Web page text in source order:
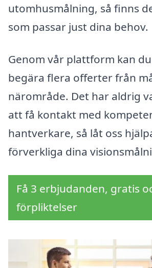
utomhusmålning, så finns
som passar just dina behov.
Genom vår plattform kan
begära flera offerter från
närområde. Det har aldrig
att få kontakt med
hantverkare, så låt oss
förverkliga dina
Få 3 erbjudanden, gratis
förpliktelser